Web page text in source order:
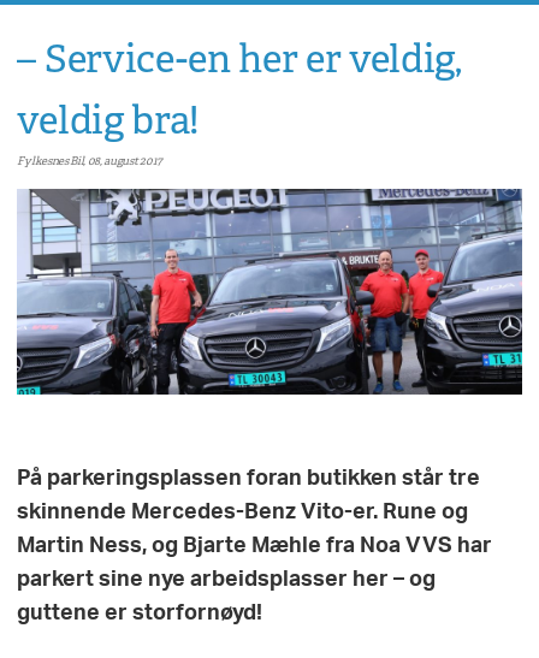
– Service-en her er veldig,
veldig bra!
Fylkesnes Bil, 08, august 2017
På parkeringsplassen foran butikken står tre
skinnende Mercedes-Benz Vito-er. Rune og
Martin Ness, og Bjarte Mæhle fra Noa VVS har
parkert sine nye arbeidsplasser her – og
guttene er storfornøyd!